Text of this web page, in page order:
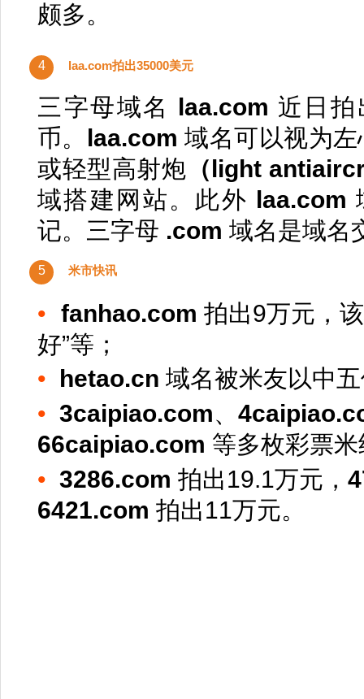
颇多。
4 laa.com拍出35000美元
三字母域名 laa.com 近日拍
币。 laa.com域名可以视为左
或轻型高射炮 （light
域搭建网站。此外 laa.com
记。三字母 .com 域名是域名
5 米市快讯
• fanhao.com 拍出9万元，
好”等；
• hetao.cn 域名被米友以中
• 3caipiao.com、
66caipiao.com 等多枚彩票
• 3286.com 拍出19.1万元，
6421.com 拍出11万元。